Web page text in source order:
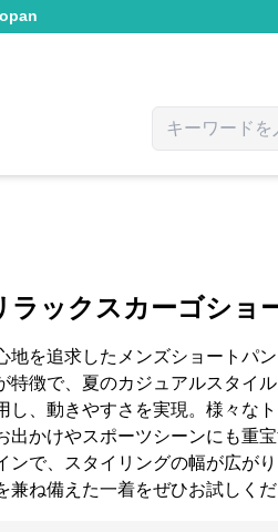
ラックスカーゴショ
地を追求したメンズショートパ
特徴で、夏のカジュアルスタイ
し、動きやすさを実現。様々な
出かけやスポーツシーンにも重
ンで、スタイリングの幅が広が
兼ね備えた一着をぜひお試しくだ